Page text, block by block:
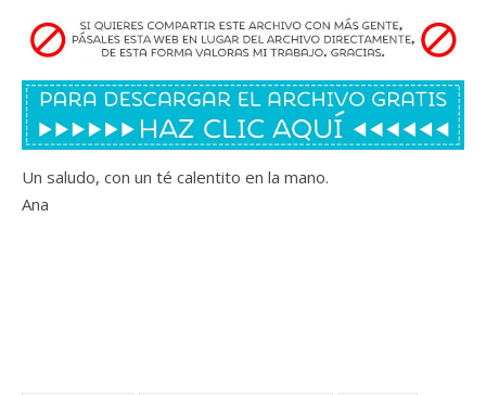
Un saludo, con un té calentito en la mano.
Ana